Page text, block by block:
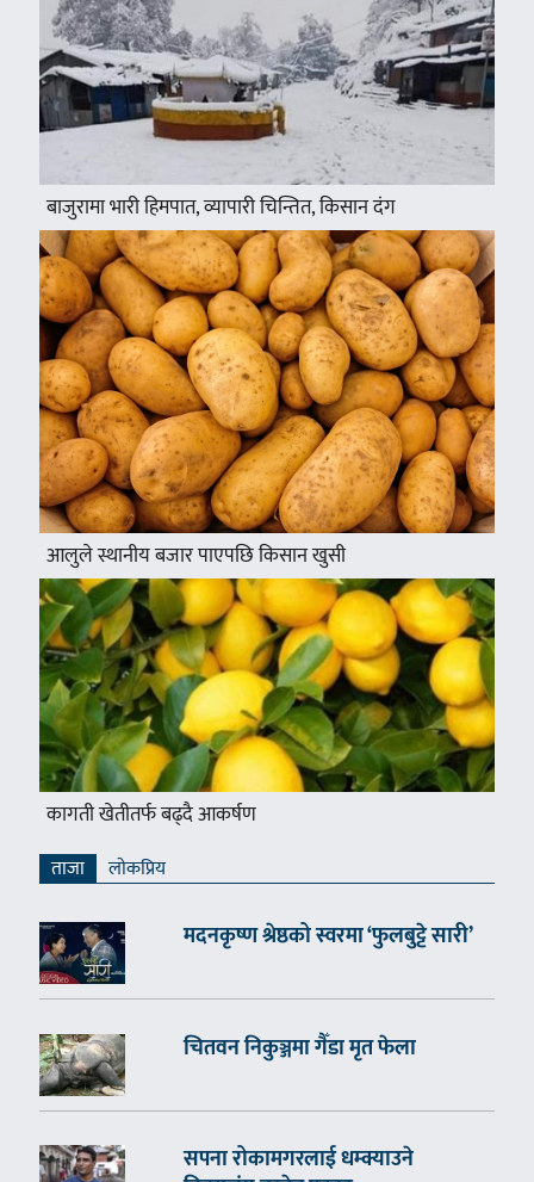
बाजुरामा भारी हिमपात, व्यापारी चिन्तित, किसान दंग
आलुले स्थानीय बजार पाएपछि किसान खुसी
कागती खेतीतर्फ बढ्दै आकर्षण
ताजा लाेकप्रिय
मदनकृष्ण श्रेष्ठको स्वरमा ‘फुलबुट्टे सारी’
चितवन निकुञ्जमा गैँडा मृत फेला
सपना रोकामगरलाई धम्क्याउने